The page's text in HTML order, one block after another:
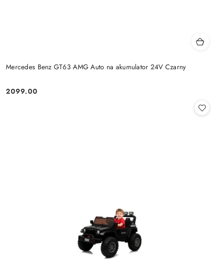
Mercedes Benz GT63 AMG Auto na akumulator 24V Czarny
Cena:
2099.00